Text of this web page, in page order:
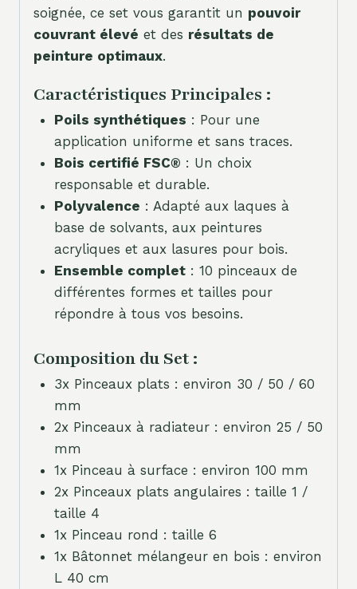
soignée, ce set vous garantit un pouvoir
couvrant élevé et des résultats de
peinture optimaux.
Caractéristiques Principales :
Poils synthétiques : Pour une
application uniforme et sans traces.
Bois certifié FSC® : Un choix
responsable et durable.
Polyvalence : Adapté aux laques à
base de solvants, aux peintures
acryliques et aux lasures pour bois.
Ensemble complet: 10 pinceaux de
différentes formes et tailles pour
répondre à tous vos besoins.
Composition du Set :
3x Pinceaux plats : environ 30 / 50 / 60
mm
2x Pinceaux à radiateur : environ 25 / 50
mm
1x Pinceau à surface : environ 100 mm
2x Pinceaux plats angulaires : taille 1 /
taille 4
1x Pinceau rond : taille 6
1x Bâtonnet mélangeur en bois : environ
L 40 cm